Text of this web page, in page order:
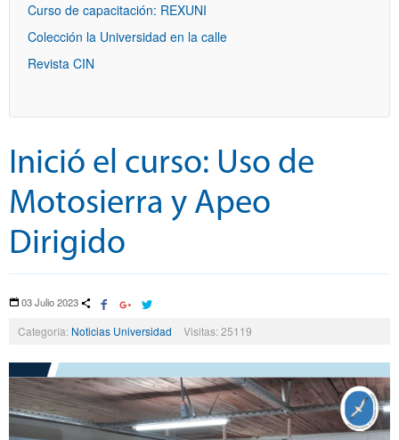
Curso de capacitación: REXUNI
Colección la Universidad en la calle
Revista CIN
Inició el curso: Uso de
Motosierra y Apeo
Dirigido
03 Julio 2023
Categoría: Noticias Universidad Visitas: 25119